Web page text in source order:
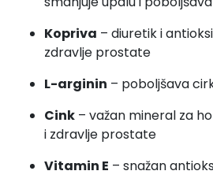
Kopriva – diuretik i
zdravlje prostate
L-arginin – poboljšava
Cink – važan mineral za
i zdravlje prostate
Vitamin E – snažan